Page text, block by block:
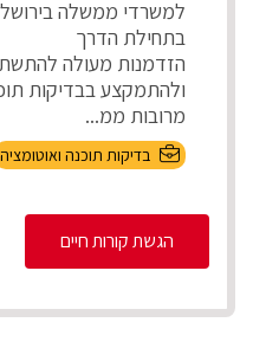
למשרדי ממשלה
בתחילת הדרך
הזדמנות מעולה
ולהתמקצע בבדיקות
מרובות ממ...
בדיקות תוכנה ואוטומציה
הגשת קורות חיים